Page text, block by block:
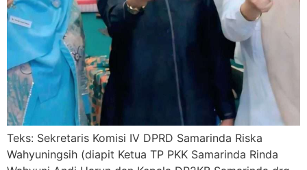
Teks: Sekretaris Komisi IV DPRD Samarinda Riska
Wahyuningsih (diapit Ketua TP PKK Samarinda Rinda